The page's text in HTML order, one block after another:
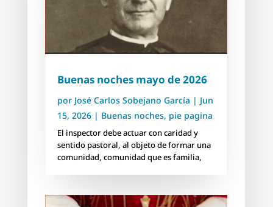
Buenas noches mayo de 2026
por José Carlos Sobejano García | Jun
15, 2026| Buenas noches, pie pagina
El inspector debe actuar con caridad y
sentido pastoral, al objeto de formar una
comunidad, comunidad que es familia,